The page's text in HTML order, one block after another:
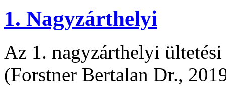
1. Nagyzárthelyi
Az 1. nagyzárthelyi
(Forstner Bertalan Dr.,